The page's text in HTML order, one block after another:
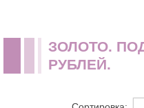
ЗОЛОТО.
РУБЛЕЙ.